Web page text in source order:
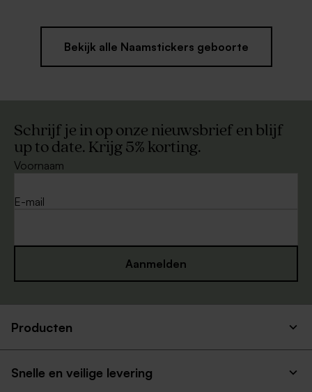
Bekijk alle Naamstickers geboorte
Schrijf je in op onze nieuwsbrief en blijf
up to date. Krijg 5% korting.
Voornaam
E-mail
Aanmelden
Producten
Snelle en veilige levering